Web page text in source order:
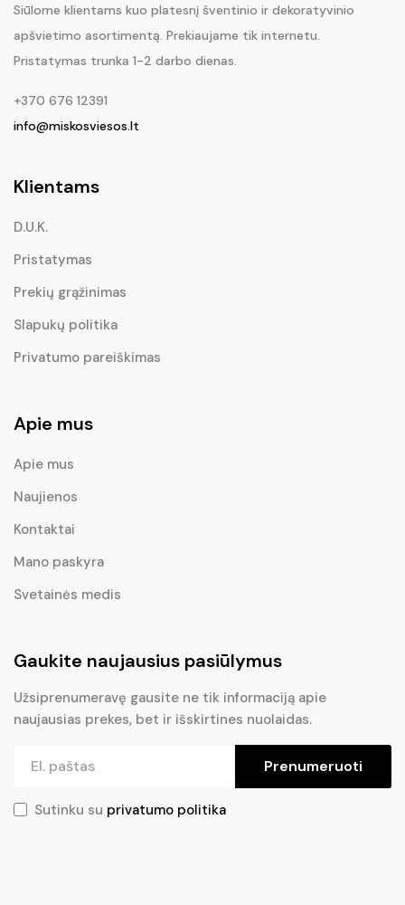
Siūlome klientams kuo platesnį šventinio ir dekoratyvinio
apšvietimo asortimentą. Prekiaujame tik internetu.
Pristatymas trunka 1-2 darbo dienas.
+370 676 12391
info@miskosviesos.lt
Klientams
D.U.K.
Pristatymas
Prekių grąžinimas
Slapukų politika
Privatumo pareiškimas
Apie mus
Apie mus
Naujienos
Kontaktai
Mano paskyra
Svetainės medis
Gaukite naujausius pasiūlymus
Užsiprenumeravę gausite ne tik informaciją apie
naujausias prekes, bet ir išskirtines nuolaidas.
Prenumeruoti
Sutinku su privatumo politika